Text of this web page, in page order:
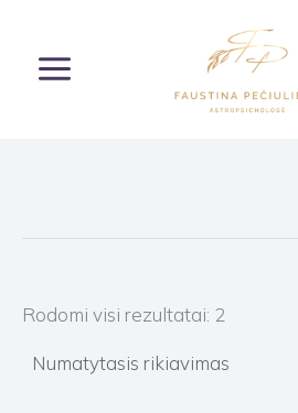
turinio
Rodomi visi rezultatai: 2